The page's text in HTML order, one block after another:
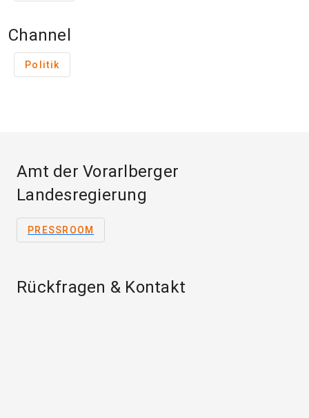
Channel
Politik
Amt der Vorarlberger
Landesregierung
PRESSROOM
Rückfragen & Kontakt